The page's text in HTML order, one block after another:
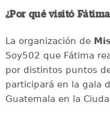
¿Por qué visitó
La organización de
Soy502 que Fátima
por distintos puntos
participará en la gala
Guatemala en la